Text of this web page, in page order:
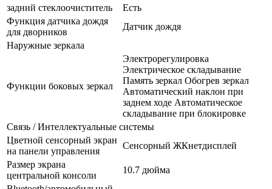
задний стеклоочиститель
Есть
Функция датчика дождя
для дворников
Датчик дождя
Наружные зеркала
Функции боковых зеркал
Электрорегулировка
Электрическое складывание
Память зеркал Обогрев зеркал
Автоматический наклон при
заднем ходе Автоматическое
складывание при блокировке
Связь / Интеллектуальные системы
Цветной сенсорный экран
на панели управления
Сенсорный ЖКнетдисплей
Размер экрана
центральной консоли
10.7 дюйма